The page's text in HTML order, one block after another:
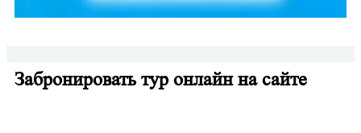
Забронировать тур онлайн на сайте